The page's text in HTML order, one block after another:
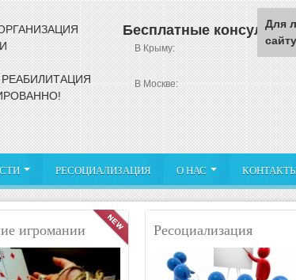
Бесплатные
В Крыму:
В Москве:
ИГРОМАНИИ
проживания фото
Реабилитационный центр в
Ялте
Реабилитационный центр в
Севастополе
Ваш
Амфетамины
Спайс, JWH или курительные
Зависимость от кокаина
РЕСОЦИАЛИЗАЦИЯ О НАС
Новости
Статьи
Наша фотогалерея
игромании Ресоциализация
Для